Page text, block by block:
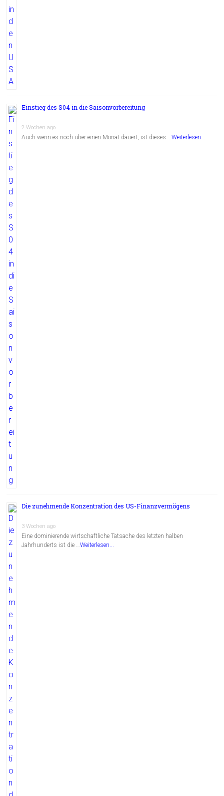
Einstieg des S04 in die Saisonvorbereitung
2 Wochen ago
Auch wenn es noch über einen Monat dauert, ist dieses …Weiterlesen...
Die zunehmende Konzentration des US-Finanzvermögens
3 Wochen ago
Eine dominierende wirtschaftliche Tatsache des letzten halben
Jahrhunderts ist die …Weiterlesen...